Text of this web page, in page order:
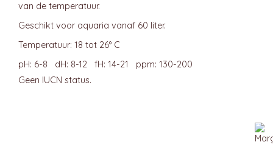
van de temperatuur.
Geschikt voor aquaria vanaf 60 liter.
Temperatuur: 18 tot 26° C
pH: 6-8 dH: 8-12 fH: 14-21 ppm: 130-200
Geen IUCN status.